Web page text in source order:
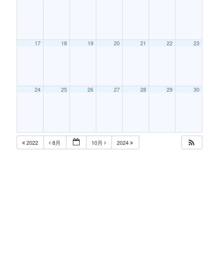
17 18 19 20 21 22 23
24 25 26 27 28 29 30
2022 8月 10月 2024